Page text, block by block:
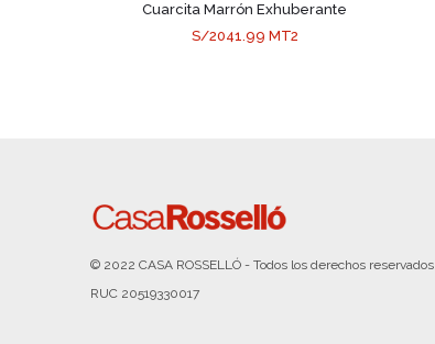
Cuarcita Marrón Exhuberante
S/2041.99 MT2
© 2022 CASA ROSSELLÓ - Todos los derechos reservados.
RUC 20519330017